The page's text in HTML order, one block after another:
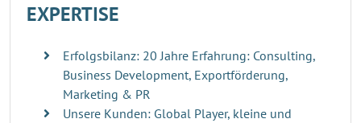
EXPERTISE
Erfolgsbilanz: 20 Jahre Erfahrung: Consulting,
Business Development, Exportförderung,
Marketing & PR
Unsere Kunden: Global Player, kleine und